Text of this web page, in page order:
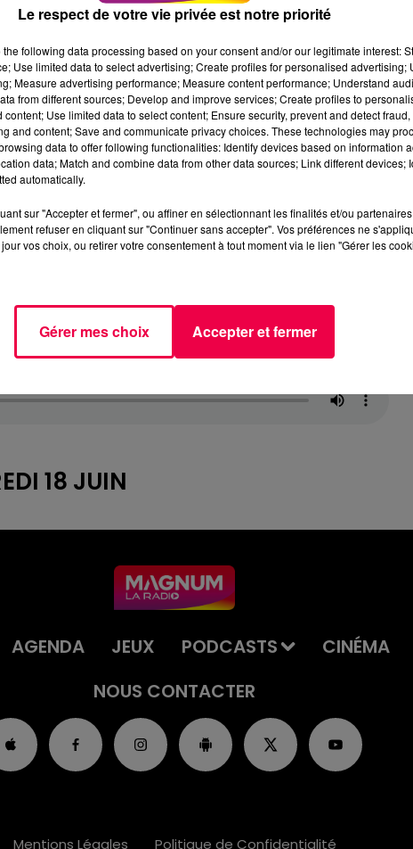
18 JUIN
AGENDA JEUX PODCASTS CINÉMA
NOUS CONTACTER
Mentions Légales Politique de Confidentialité
Le respect de votre vie privée est notre priorité
the following data processing based on your consent and/or our legitimate interest:
Use limited data to select advertising; Create profiles for personalised advertising;
Measure advertising performance; Measure content performance; Understand
from different sources; Develop and improve services; Create profiles to
Use limited data to select content; Ensure security, prevent and detect
and content; Save and communicate privacy choices. These technologies may
data to offer following functionalities: Identify devices based on information
data; Match and combine data from other data sources; Link different devices;
automatically.
sur "Accepter et fermer", ou affiner en sélectionnant les finalités et/ou
refuser en cliquant sur "Continuer sans accepter". Vos préférences ne
vos choix, ou retirer votre consentement à tout moment via le lien "Gérer les
Gérer mes choix Accepter et fermer